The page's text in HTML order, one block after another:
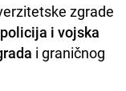
zgrade
policija i vojska
i graničnog